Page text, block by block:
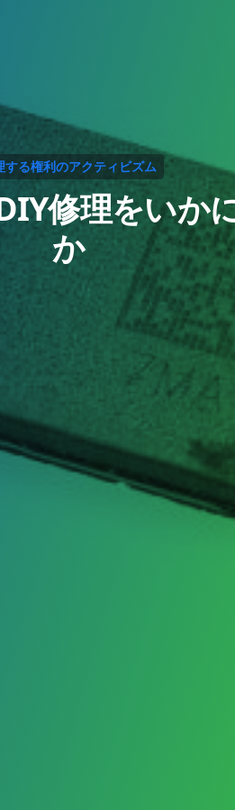
する権利のアクティビズム
修理をいか
か